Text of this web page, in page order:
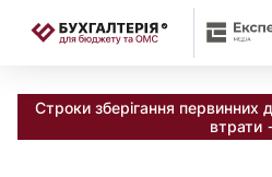
Строки зберігання первинних
втрати